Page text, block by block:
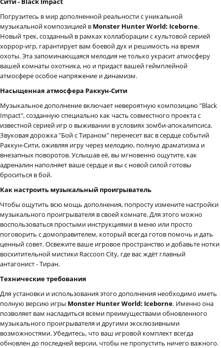
Погрузитесь в мир дополненной реальности с уникальной
музыкальной композицией в Monster Hunter World: Iceborne.
Новый трек, созданный в рамках коллаборации с культовой серией
хоррор-игр, гарантирует вам боевой дух и решимость на время
охоты. Эта запоминающаяся мелодия не только украсит атмосферу
вашей комнаты охотника, но и придаст вашей геймплейной
атмосфере особое напряжение и динамизм.
Насыщенная атмосфера Раккун-Сити
Музыкальное дополнение включает невероятную композицию "Black
Impact", созданную специально как часть совместного проекта с
известной серией игр о выживании в условиях зомби-апокалипсиса.
Звуковая дорожка "Бой с Тираном" перенесет вас в сердце событий
Раккун-Сити, оживляя игру через мелодию, полную драматизма и
внезапных поворотов. Услышав её, вы мгновенно ощутите, как
адреналин наполняет ваше сердце и вы с новой силой готовы
броситься в бой.
Как настроить музыкальный проигрыватель
Чтобы ощутить всю мощь дополнения, попросту измените настройки
музыкального проигрывателя в своей комнате. Для этого можно
воспользоваться простыми инструкциями в меню или просто
поговорить с домоправителем, который всегда готов помочь и дать
ценный совет. Освежите ваше игровое пространство и добавьте нотки
восхитительной мистики Raccoon City, где вас ждёт главный
антагонист - Тиран.
Технические требования
Для установки и использования этого дополнения необходимо иметь
полную версию игры Monster Hunter World: Iceborne. Именно она
позволяет вам насладиться всеми преимуществами обновленного
музыкального проигрывателя и другими эксклюзивными
возможностями. Убедитесь, что ваш игровой комплект всегда
обновлен до последней версии, чтобы не пропустить ничего важного.